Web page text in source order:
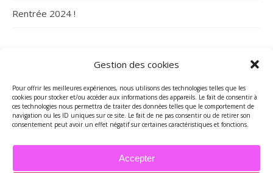
Gestion des cookies
Pour offrir les meilleures expériences, nous utilisons des technologies telles que les
cookies pour stocker et/ou accéder aux informations des appareils. Le fait de consentir à
ces technologies nous permettra de traiter des données telles que le comportement de
navigation ou les ID uniques sur ce site. Le fait de ne pas consentir ou de retirer son
consentement peut avoir un effet négatif sur certaines caractéristiques et fonctions.
Accepter
Rentrée 2024 !
ARCHIVES
Archives